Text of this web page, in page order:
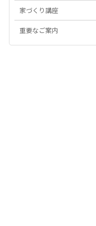
家づくり講座
重要なご案内